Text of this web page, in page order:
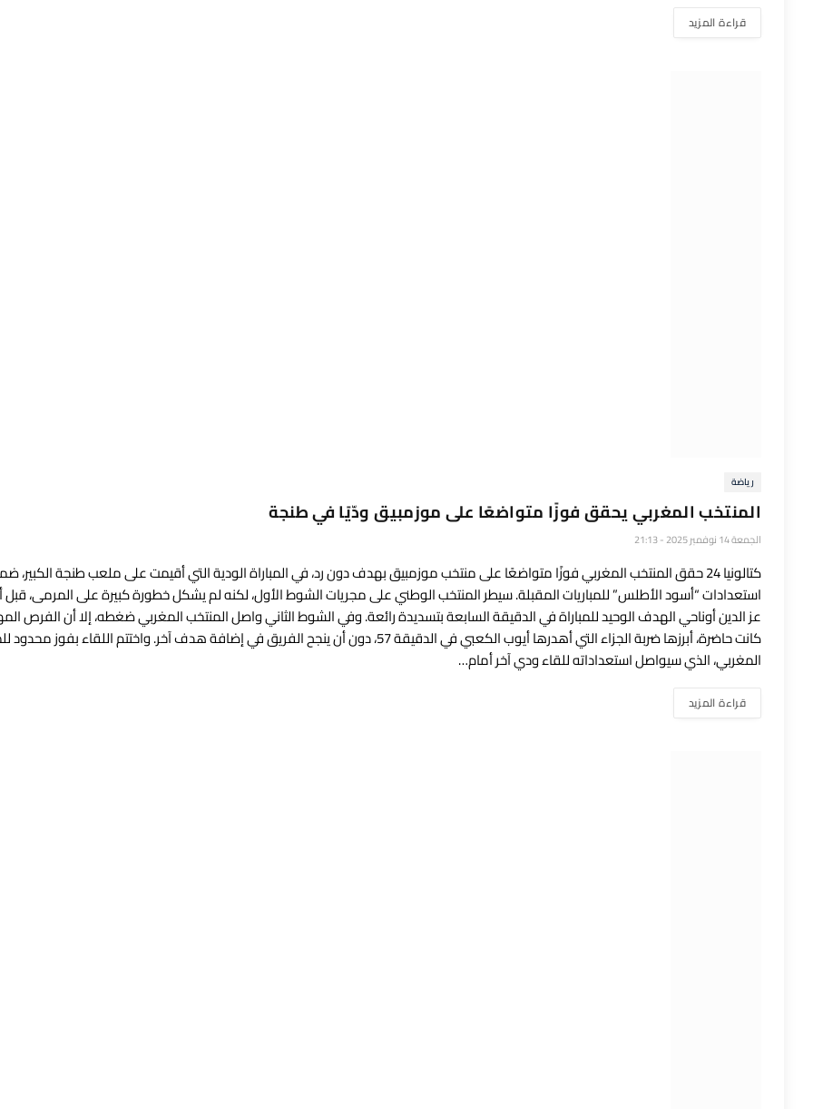
قراءة المزيد
رياضة
المنتخب المغربي يحقق فوزًا متواضعًا على موزمبيق ودّيًا في طنجة
الجمعة 14 نوفمبر 2025 - 21:13
كتالونيا 24 حقق المنتخب المغربي فوزًا متواضعًا على منتخب موزمبيق بهدف دون رد، في المباراة الودية التي أقيمت على ملعب طنجة الكبير،
استعدادات “أسود الأطلس” للمباريات المقبلة. سيطر المنتخب الوطني على مجريات الشوط الأول، لكنه لم يشكل خطورة كبيرة على المرمى،
عز الدين أوناحي الهدف الوحيد للمباراة في الدقيقة السابعة بتسديدة رائعة. وفي الشوط الثاني واصل المنتخب المغربي ضغطه، إلا أن الفرص
كانت حاضرة، أبرزها ضربة الجزاء التي أهدرها أيوب الكعبي في الدقيقة 57، دون أن ينجح الفريق في إضافة هدف آخر. واختتم اللقاء بفوز
المغربي، الذي سيواصل استعداداته للقاء ودي آخر أمام…
قراءة المزيد